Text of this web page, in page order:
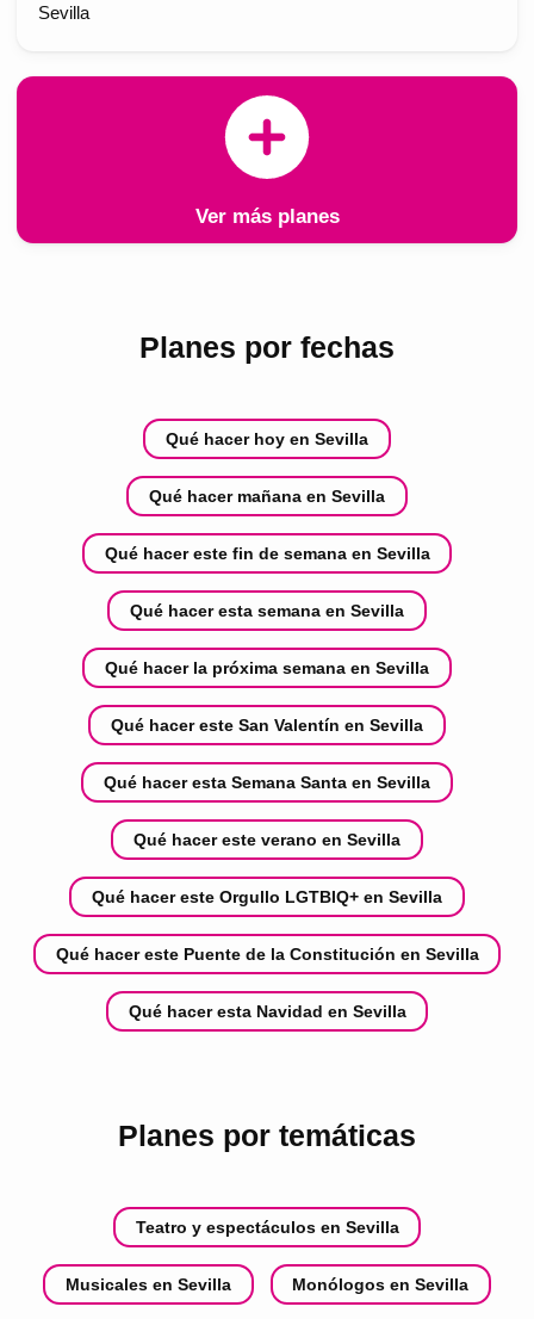
Sevilla
Ver más planes
Planes por fechas
Qué hacer hoy en Sevilla
Qué hacer mañana en Sevilla
Qué hacer este fin de semana en Sevilla
Qué hacer esta semana en Sevilla
Qué hacer la próxima semana en Sevilla
Qué hacer este San Valentín en Sevilla
Qué hacer esta Semana Santa en Sevilla
Qué hacer este verano en Sevilla
Qué hacer este Orgullo LGTBIQ+ en Sevilla
Qué hacer este Puente de la Constitución en Sevilla
Qué hacer esta Navidad en Sevilla
Planes por temáticas
Teatro y espectáculos en Sevilla
Musicales en Sevilla Monólogos en Sevilla